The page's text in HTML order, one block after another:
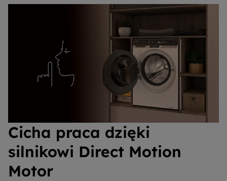
Cicha praca dzięki
silnikowi Direct Motion
Motor